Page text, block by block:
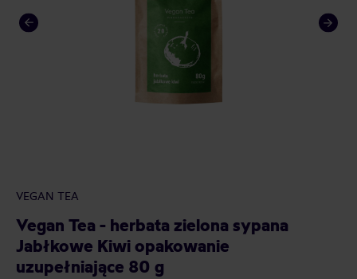
VEGAN TEA
Vegan Tea - herbata zielona sypana
Jabłkowe Kiwi opakowanie
uzupełniające 80 g